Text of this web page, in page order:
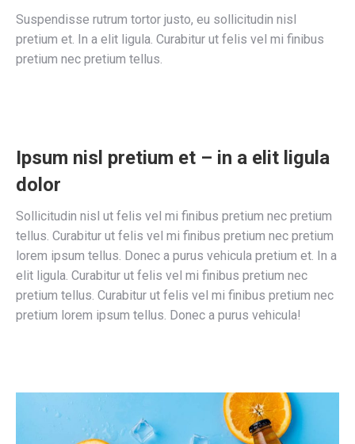
Suspendisse rutrum tortor justo, eu sollicitudin nisl
pretium et. In a elit ligula. Curabitur ut felis vel mi finibus
pretium nec pretium tellus.
Ipsum nisl pretium et – in a elit ligula
dolor
Sollicitudin nisl ut felis vel mi finibus pretium nec pretium
tellus. Curabitur ut felis vel mi finibus pretium nec pretium
lorem ipsum tellus. Donec a purus vehicula pretium et. In a
elit ligula. Curabitur ut felis vel mi finibus pretium nec
pretium tellus. Curabitur ut felis vel mi finibus pretium nec
pretium lorem ipsum tellus. Donec a purus vehicula!